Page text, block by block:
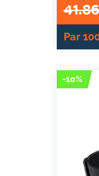
41.86
Par
-10%